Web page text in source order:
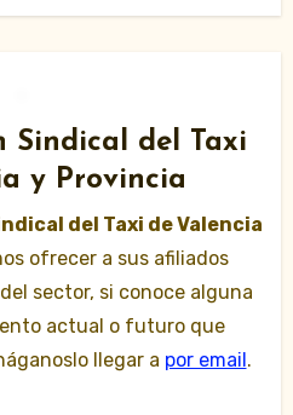
Sindical del Taxi
y Provincia
del Taxi de Valencia
ofrecer a sus afiliados
sector, si conoce alguna
actual o futuro que
llegar a por email.